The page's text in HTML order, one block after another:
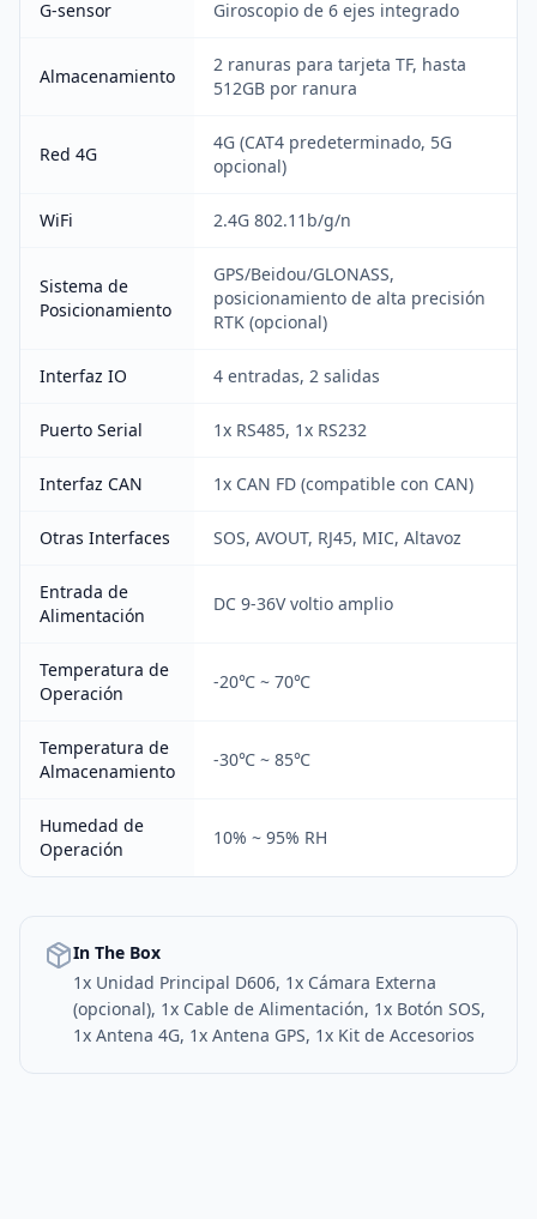
G-sensor Giroscopio de 6 ejes integrado
Almacenamiento
2 ranuras para tarjeta TF, hasta
512GB por ranura
Red 4G
4G (CAT4 predeterminado, 5G
opcional)
WiFi 2.4G 802.11b/g/n
Sistema de
Posicionamiento
GPS/Beidou/GLONASS,
posicionamiento de alta precisión
RTK (opcional)
Interfaz IO 4 entradas, 2 salidas
Puerto Serial 1x RS485, 1x RS232
Interfaz CAN 1x CAN FD (compatible con CAN)
Otras Interfaces SOS, AVOUT, RJ45, MIC, Altavoz
Entrada de
Alimentación
DC 9-36V voltio amplio
Temperatura de
Operación
-20℃ ~ 70℃
Temperatura de
Almacenamiento
-30℃ ~ 85℃
Humedad de
Operación
10% ~ 95% RH
In The Box
1x Unidad Principal D606, 1x Cámara Externa
(opcional), 1x Cable de Alimentación, 1x Botón SOS,
1x Antena 4G, 1x Antena GPS, 1x Kit de Accesorios